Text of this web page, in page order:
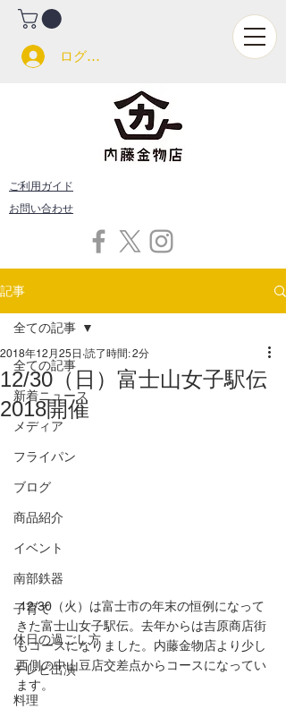
ログイン
ご利用ガイド
お問い合わせ
記事
全ての記事
新着ニュース
メディア
フライパン
ブログ
商品紹介
イベント
南部鉄器
子育て
休日の過ごし方
テレビ出演
料理
全ての記事
12/30（日）富士山女子駅伝
2018開催
2018年12月25日 読了時間: 2分
12/30（火）は富士市の年末の恒例になって
きた富士山女子駅伝。去年からは吉原商店街
もコースになりました。内藤金物店より少し
西側の中山豆店交差点からコースになってい
ます。